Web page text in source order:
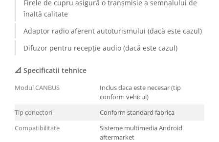
Firele de cupru asigură o transmisie a semnalului de
înaltă calitate
Adaptor radio aferent autoturismului (dacă este cazul)
Difuzor pentru recepție audio (dacă este cazul)
📐 Specificatii tehnice
Modul CANBUS
Inclus daca este necesar (tip
conform vehicul)
Tip conectori
Conform standard fabrica
Compatibilitate
Sisteme multimedia Android
aftermarket